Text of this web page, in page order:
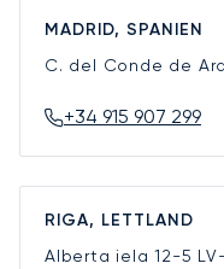
MADRID, SPANIEN
C. del Conde de
+34 915 907 299
RIGA, LETTLAND
Alberta iela 12-5